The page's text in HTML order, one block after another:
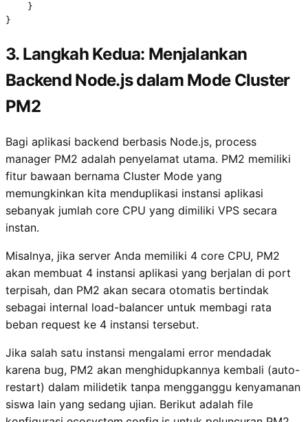
    }
}
3. Langkah Kedua: Menjalankan
Backend Node.js dalam Mode Cluster
PM2
Bagi aplikasi backend berbasis Node.js, process
manager PM2 adalah penyelamat utama. PM2 memiliki
fitur bawaan bernama Cluster Mode yang
memungkinkan kita menduplikasi instansi aplikasi
sebanyak jumlah core CPU yang dimiliki VPS secara
instan.
Misalnya, jika server Anda memiliki 4 core CPU, PM2
akan membuat 4 instansi aplikasi yang berjalan di port
terpisah, dan PM2 akan secara otomatis bertindak
sebagai internal load-balancer untuk membagi rata
beban request ke 4 instansi tersebut.
Jika salah satu instansi mengalami error mendadak
karena bug, PM2 akan menghidupkannya kembali (auto-
restart) dalam milidetik tanpa mengganggu kenyamanan
siswa lain yang sedang ujian. Berikut adalah file